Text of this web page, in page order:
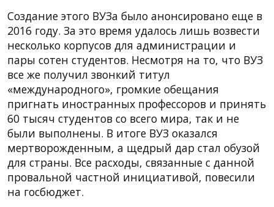
Создание этого ВУЗа было анонсировано еще в
2016 году. За это время удалось лишь возвести
несколько корпусов для администрации и
пары сотен студентов. Несмотря на то, что ВУЗ
все же получил звонкий титул
«международного», громкие обещания
пригнать иностранных профессоров и принять
60 тысяч студентов со всего мира, так и не
были выполнены. В итоге ВУЗ оказался
мертворожденным, а щедрый дар стал обузой
для страны. Все расходы, связанные с данной
провальной частной инициативой, повесили
на госбюджет.